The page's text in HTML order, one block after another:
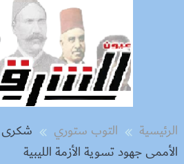
الرئيسية التوب ستوري
شكرى
الأممى جهود تسوية الأزمة الليبية